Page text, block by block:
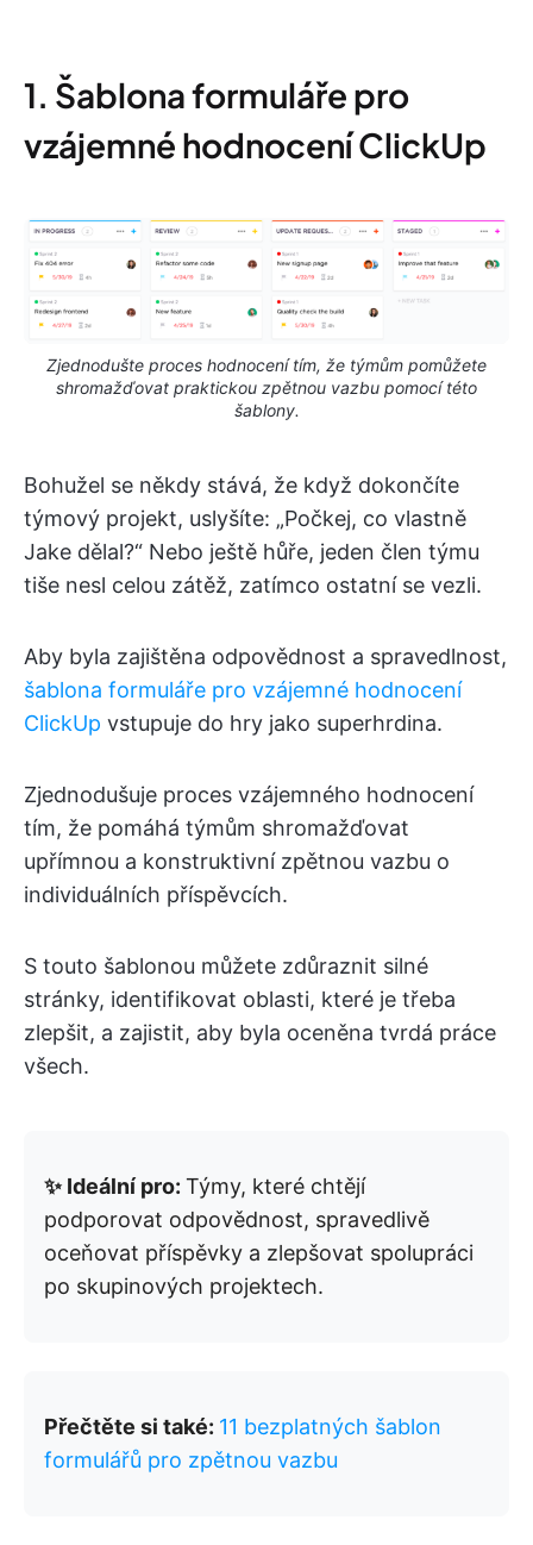
1. Šablona formuláře pro
vzájemné hodnocení ClickUp
Zjednodušte proces hodnocení tím, že týmům pomůžete
shromažďovat praktickou zpětnou vazbu pomocí této
šablony.
Bohužel se někdy stává, že když dokončíte
týmový projekt, uslyšíte: „Počkej, co vlastně
Jake dělal?“ Nebo ještě hůře, jeden člen týmu
tiše nesl celou zátěž, zatímco ostatní se vezli.
Aby byla zajištěna odpovědnost a spravedlnost,
šablona formuláře pro vzájemné hodnocení
ClickUp vstupuje do hry jako superhrdina.
Zjednodušuje proces vzájemného hodnocení
tím, že pomáhá týmům shromažďovat
upřímnou a konstruktivní zpětnou vazbu o
individuálních příspěvcích.
S touto šablonou můžete zdůraznit silné
stránky, identifikovat oblasti, které je třeba
zlepšit, a zajistit, aby byla oceněna tvrdá práce
všech.
✨ Ideální pro: Týmy, které chtějí
podporovat odpovědnost, spravedlivě
oceňovat příspěvky a zlepšovat spolupráci
po skupinových projektech.
Přečtěte si také: 11 bezplatných šablon
formulářů pro zpětnou vazbu